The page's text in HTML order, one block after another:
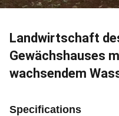
Landwirtschaft
Gewächshauses
wachsendem
Specifications